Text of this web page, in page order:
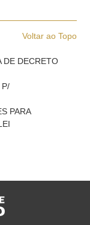
Voltar ao Topo
DE DECRETO
P/
PARA